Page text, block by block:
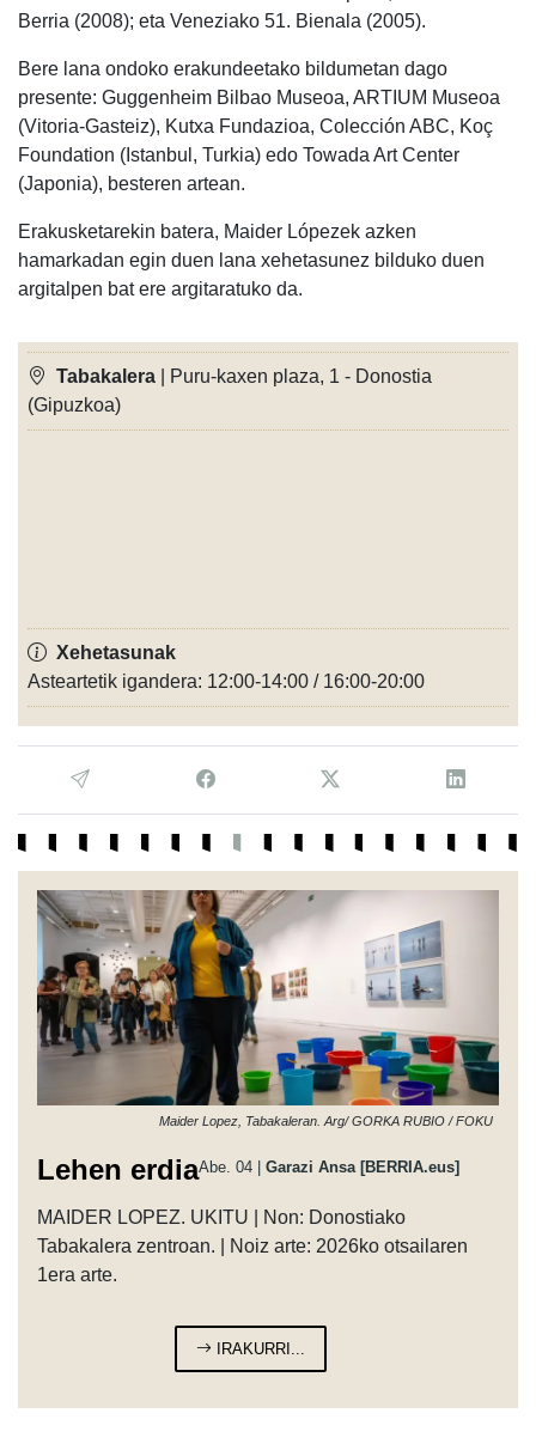
Berria (2008); eta Veneziako 51. Bienala (2005).
Bere lana ondoko erakundeetako bildumetan dago
presente: Guggenheim Bilbao Museoa, ARTIUM Museoa
(Vitoria-Gasteiz), Kutxa Fundazioa, Colección ABC, Koç
Foundation (Istanbul, Turkia) edo Towada Art Center
(Japonia), besteren artean.
Erakusketarekin batera, Maider Lópezek azken
hamarkadan egin duen lana xehetasunez bilduko duen
argitalpen bat ere argitaratuko da.
Tabakalera | Puru-kaxen plaza, 1 - Donostia
(Gipuzkoa)
Xehetasunak
Asteartetik igandera: 12:00-14:00 / 16:00-20:00
Maider Lopez, Tabakaleran. Arg/ GORKA RUBIO / FOKU
Lehen erdiaAbe. 04 | Garazi Ansa [BERRIA.eus]
MAIDER LOPEZ. UKITU | Non: Donostiako
Tabakalera zentroan. | Noiz arte: 2026ko otsailaren
1era arte.
IRAKURRI...